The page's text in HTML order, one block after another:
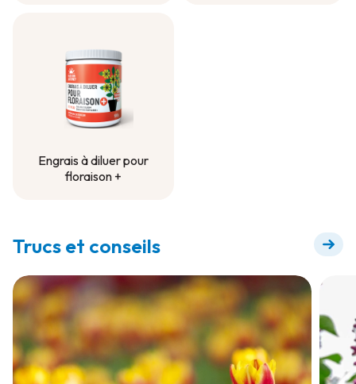
Engrais à diluer pour
floraison +
Trucs et conseils